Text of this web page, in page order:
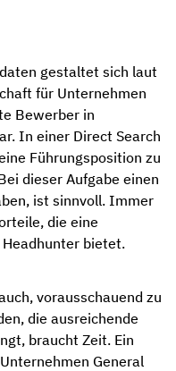
gestaltet sich laut
für Unternehmen
Bewerber in
In einer Direct Search
Führungsposition zu
dieser Aufgabe einen
ist sinnvoll. Immer
die eine
bietet.
vorausschauend zu
die ausreichende
braucht Zeit. Ein
General